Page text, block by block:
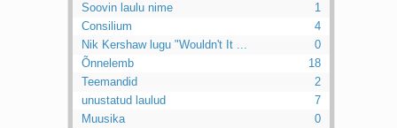
Soovin laulu nime
1
Consilium
4
Nik Kershaw lugu "Wouldn't It ...
0
Õnnelemb
18
Teemandid
2
unustatud laulud
7
Muusika
0